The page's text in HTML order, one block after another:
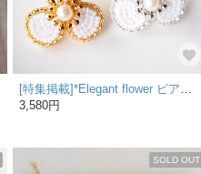
[特集掲載]*Elegant flower ピアス/イヤリング*
3,580円
SOLD OUT